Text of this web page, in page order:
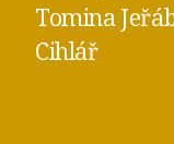
Tomina
Cihlář